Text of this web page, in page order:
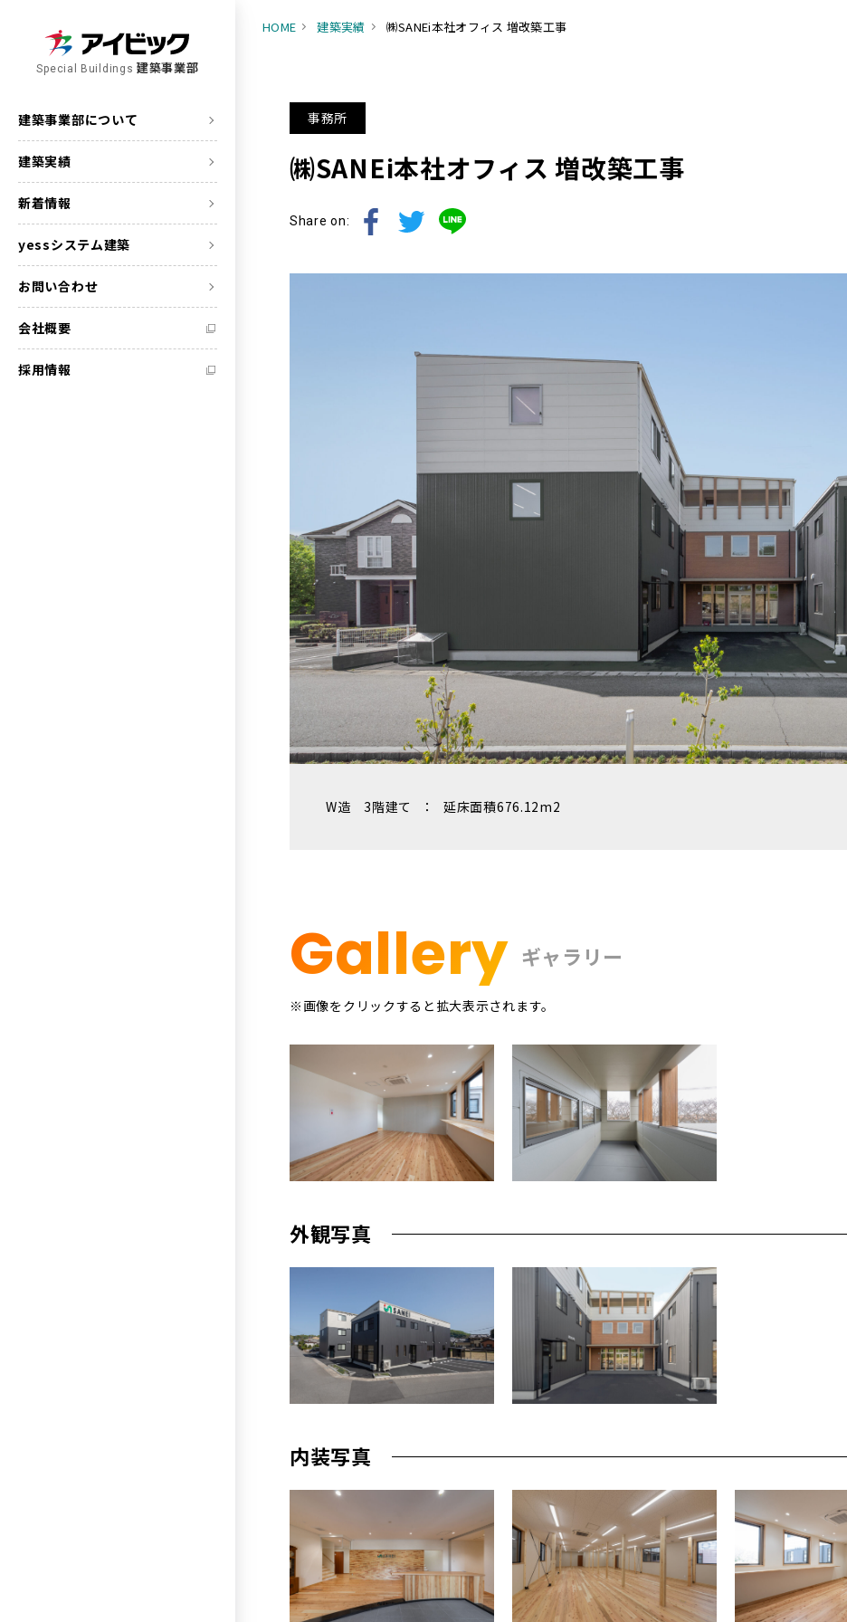
Special Buildings 建築事業部
建築事業部について
建築実績
新着情報
yessシステム建築
お問い合わせ
会社概要
採用情報
HOME 建築実績 ㈱SANEi本社オフィス 増改築工事
事務所
㈱SANEi本社オフィス 増改築工事
Share on:
W造 3階建て ： 延床面積676.12m2
Gallery ギャラリー
※画像をクリックすると拡大表示されます。
外観写真
内装写真